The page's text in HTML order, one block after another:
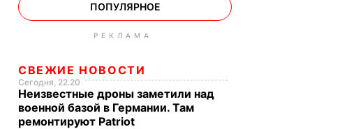
ПОПУЛЯРНОЕ
РЕКЛАМА
СВЕЖИЕ НОВОСТИ
Сегодня, 22.20
Неизвестные дроны заметили над
военной базой в Германии. Там
ремонтируют Patriot